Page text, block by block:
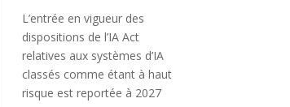
L’entrée en vigueur des
dispositions de l’IA Act
relatives aux systèmes d’IA
classés comme étant à haut
risque est reportée à 2027